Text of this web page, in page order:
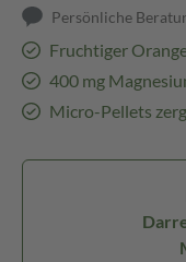
Persönliche
Fruchtiger
400 mg
Micro-Pellets